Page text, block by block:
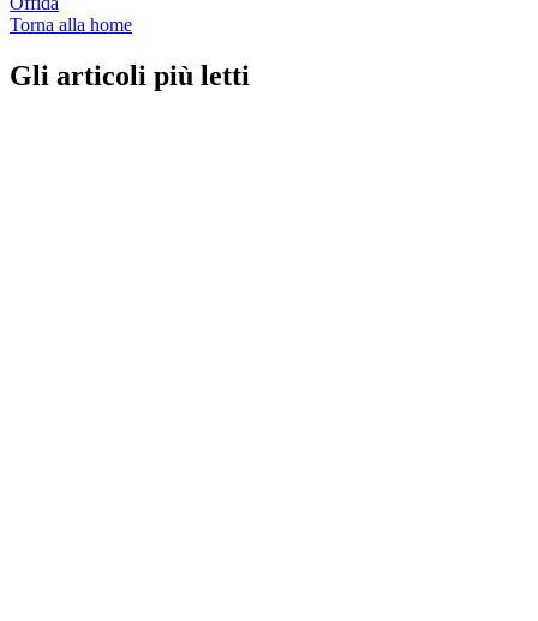
Torna alla home
Gli articoli più letti